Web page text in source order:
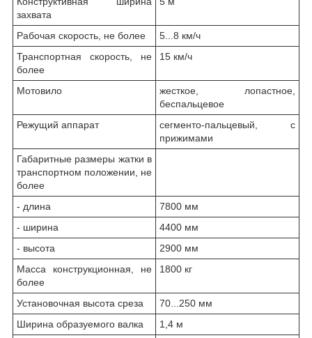
захвата
Рабочая скорость, не более
5...8 км/ч
Транспортная скорость, не
более
15 км/ч
Мотовило
жесткое, лопастное,
беспальцевое
Режущий аппарат
сегменто-пальцевый, с
прижимами
Габаритные размеры жатки в
транспортном положении, не
более
- длина
7800 мм
- ширина
4400 мм
- высота
2900 мм
Масса конструкционная, не
более
1800 кг
Установочная высота среза
70...250 мм
Ширина образуемого валка
1,4 м